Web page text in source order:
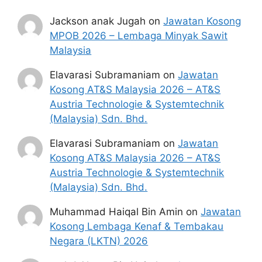
menganggap permohonan mereka tidak
berjaya.
Mohon SPA
Penafian: Pihak kami bukan dari mana-
mana agensi Kerajaan terlibat. Maklumat
yang terdapat dalam portal
adalah sahih dan diolah dari sumber rasmi
kerajaan dan sumber yang dipercayai
untuk memudahkan proses permohonan.
Jackson anak Jugah onJawatan Kosong
MPOB 2026 – Lembaga Minyak Sawit
Malaysia
Elavarasi Subramaniam onJawatan
Kosong AT&S Malaysia 2026 – AT&S
Austria Technologie & Systemtechnik
(Malaysia) Sdn. Bhd.
Elavarasi Subramaniam onJawatan
Kosong AT&S Malaysia 2026 – AT&S
Austria Technologie & Systemtechnik
(Malaysia) Sdn. Bhd.
Muhammad Haiqal Bin Amin onJawatan
Kosong Lembaga Kenaf & Tembakau
Negara (LKTN) 2026